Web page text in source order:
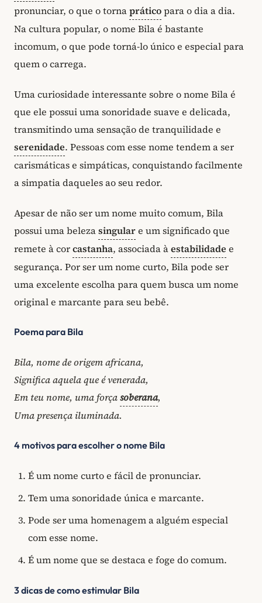
pronunciar, o que o tornapráticopara o dia a dia.
Na cultura popular, o nome Bila é bastante
incomum, o que pode torná-lo único e especial para
quem o carrega.
Uma curiosidade interessante sobre o nome Bila é
que ele possui uma sonoridade suave e delicada,
transmitindo uma sensação de tranquilidade e
serenidade. Pessoas com esse nome tendem a ser
carismáticas e simpáticas, conquistando facilmente
a simpatia daqueles ao seu redor.
Apesar de não ser um nome muito comum, Bila
possui uma belezasingulare um significado que
remete à corcastanha, associada àestabilidade e
segurança. Por ser um nome curto, Bila pode ser
uma excelente escolha para quem busca um nome
original e marcante para seu bebê.
Poema para Bila
Bila, nome de origem africana,
Significa aquela que é venerada,
Em teu nome, uma forçasoberana,
Uma presença iluminada.
4 motivos para escolher o nome Bila
É um nome curto e fácil de pronunciar.
Tem uma sonoridade única e marcante.
Pode ser uma homenagem a alguém especial
com esse nome.
É um nome que se destaca e foge do comum.
3 dicas de como estimular Bila